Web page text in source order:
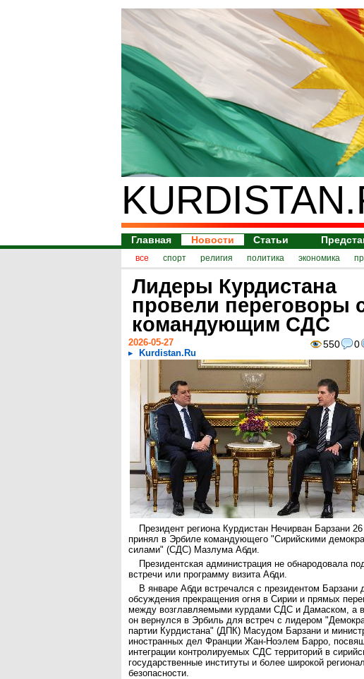
Главная Новости Статьи
все спорт религия политика экономика
Лидеры Курдистана
провели переговоры
командующим СДС
550 0
2026-05-27
Kurdistan.Ru
Президент региона Курдистан Нечирван Барзани
принял в Эрбиле командующего "Сирийскими
силами" (СДС) Мазлума Абди.
Президентская администрация не обнародовала
встречи или программу визита Абди.
В январе Абди встречался с президентом Барзани
обсуждения прекращения огня в Сирии и прямых
между возглавляемыми курдами СДС и Дамаском, а
он вернулся в Эрбиль для встреч с лидером
партии Курдистана" (ДПК) Масудом Барзани и
иностранных дел Франции Жан-Ноэлем Барро,
интеграции контролируемых СДС территорий в
государственные институты и более широкой
безопасности.